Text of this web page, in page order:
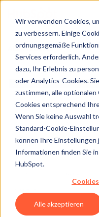
Wir verwenden Cookies,
zu verbessern. Einige
ordnungsgemäße
Services erforderlich.
dazu, Ihr Erlebnis zu
oder Analytics-Cookies.
zustimmen, alle
Cookies entsprechend
Wenn Sie keine Auswahl
Standard-Cookie-
können Ihre
Informationen finden Sie
HubSpot.
Alle akzeptieren
Alle Produkte